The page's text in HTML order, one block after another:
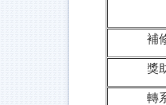
補
獎
轉